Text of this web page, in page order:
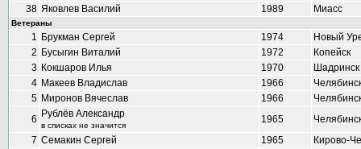
38 Яковлев Василий 1989 Миасс
Ветераны
1 Брукман Сергей 1974
Новый
2 Бусыгин Виталий 1972
Копейск
3 Кокшаров Илья 1970
Шадринск
4 Макеев Владислав 1966
5 Миронов Вячеслав 1966
6 Рублёв Александр
в списках не значится
1965
7 Семакин Сергей 1965
Кирово-